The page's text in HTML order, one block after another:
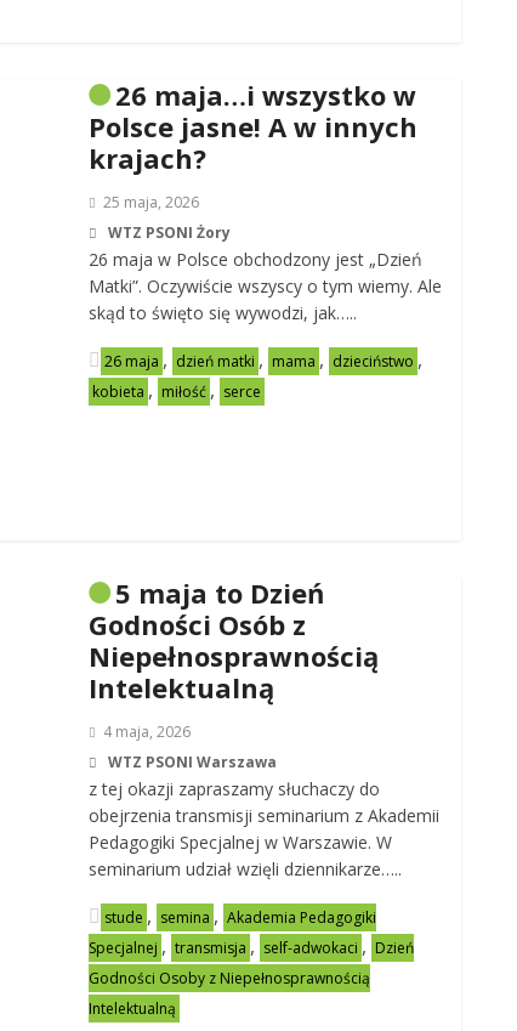
26 maja…i wszystko w
Polsce jasne! A w innych
krajach?
25 maja, 2026
WTZ PSONI Żory
26 maja w Polsce obchodzony jest „Dzień
Matki”. Oczywiście wszyscy o tym wiemy. Ale
skąd to święto się wywodzi, jak…..
26 maja , dzień matki , mama , dzieciństwo ,
kobieta , miłość , serce
5 maja to Dzień
Godności Osób z
Niepełnosprawnością
Intelektualną
4 maja, 2026
WTZ PSONI Warszawa
z tej okazji zapraszamy słuchaczy do
obejrzenia transmisji seminarium z Akademii
Pedagogiki Specjalnej w Warszawie. W
seminarium udział wzięli dziennikarze…..
stude , semina , Akademia Pedagogiki
Specjalnej , transmisja , self-adwokaci , Dzień
Godności Osoby z Niepełnosprawnością
Intelektualną